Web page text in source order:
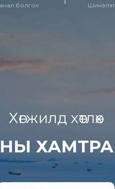
болгох Шинэлэг
Хөгжилд хөтлөх